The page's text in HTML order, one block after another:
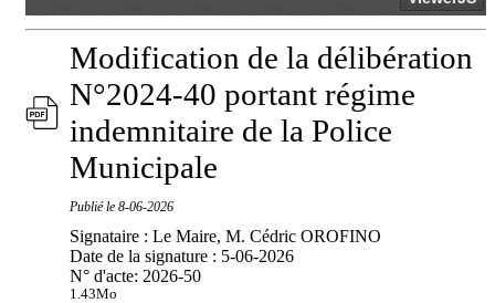
Modification de la délibération
N°2024-40 portant régime
indemnitaire de la Police
Municipale
Publié le 8-06-2026
Signataire : Le Maire, M. Cédric OROFINO
Date de la signature : 5-06-2026
N° d'acte: 2026-50
1.43Mo